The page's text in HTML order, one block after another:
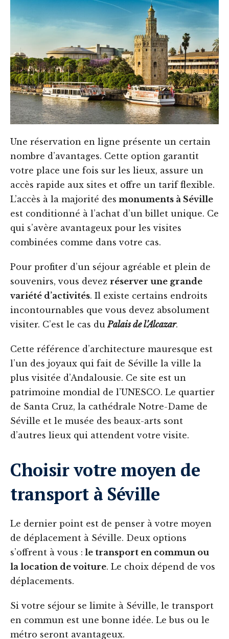
Une réservation en ligne présente un certain
nombre d’avantages. Cette option garantit
votre place une fois sur les lieux, assure un
accès rapide aux sites et offre un tarif flexible.
L’accès à la majorité des monuments à Séville
est conditionné à l’achat d’un billet unique. Ce
qui s’avère avantageux pour les visites
combinées comme dans votre cas.
Pour profiter d’un séjour agréable et plein de
souvenirs, vous devez réserver une grande
variété d’activités. Il existe certains endroits
incontournables que vous devez absolument
visiter. C’est le cas du Palais de l’Alcazar.
Cette référence d’architecture mauresque est
l’un des joyaux qui fait de Séville la ville la
plus visitée d’Andalousie. Ce site est un
patrimoine mondial de l’UNESCO. Le quartier
de Santa Cruz, la cathédrale Notre-Dame de
Séville et le musée des beaux-arts sont
d’autres lieux qui attendent votre visite.
Choisir votre moyen de
transport à Séville
Le dernier point est de penser à votre moyen
de déplacement à Séville. Deux options
s’offrent à vous : le transport en commun ou
la location de voiture. Le choix dépend de vos
déplacements.
Si votre séjour se limite à Séville, le transport
en commun est une bonne idée. Le bus ou le
métro seront avantageux.